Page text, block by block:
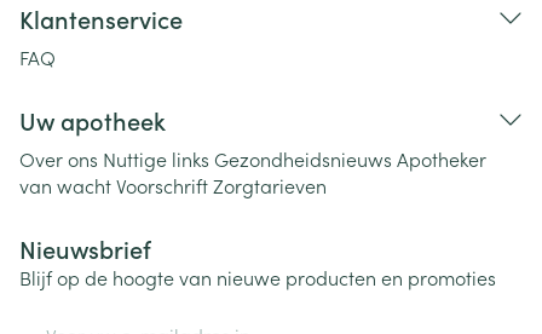
Klantenservice
FAQ
Uw apotheek
Over ons Nuttige links Gezondheidsnieuws Apotheker
van wachtVoorschriftZorgtarieven
Nieuwsbrief
Blijf op de hoogte van nieuwe producten en promoties